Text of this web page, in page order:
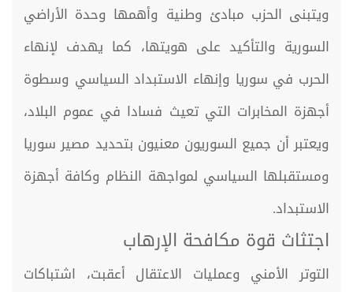
ويتبنى الحزب مبادئ وطنية وأهمها وحدة الأراضي
السورية والتأكيد على هويتها، كما يهدف لإنهاء
الحرب في سوريا وإنهاء الاستبداد السياسي وسطوة
أجهزة المخابرات التي تعيث فسادا في عموم البلاد،
ويعتبر أن جميع السوريون معنيون بتحديد مصير سوريا
ومستقبلها السياسي لمواجهة النظام وكافة أجهزة
الاستبداد.
اجتثاث قوة مكافحة الإرهاب
التوتر الأمني وعمليات الاعتقال أعقبت، اشتباكات